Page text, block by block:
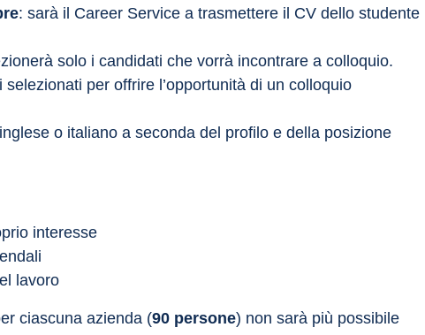
: sarà il Career Service a trasmettere il CV dello studente
solo i candidati che vorrà incontrare a colloquio.
per offrire l’opportunità di un colloquio
o italiano a seconda del profilo e della posizione
interesse
lavoro
ciascuna azienda (90 persone) non sarà più possibile